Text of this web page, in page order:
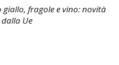
fragole e vino: novità
Ue